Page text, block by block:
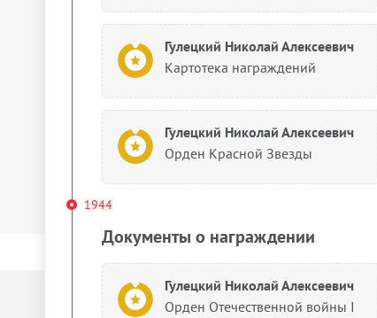
Гулецкий Николай Алексеевич
Картотека награждений
Гулецкий Николай Алексеевич
Орден Красной Звезды
1944
Документы о награждении
Гулецкий Николай Алексеевич
Орден Отечественной войны I